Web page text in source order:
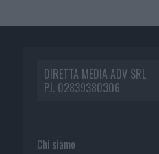
DIRETTA MEDIA ADV SRL
P.I. 02839380306
Chi siamo